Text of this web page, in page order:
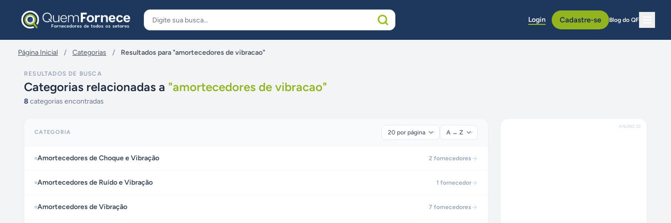
Login Cadastre-se Blog do QF
Página Inicial / Categorias / Resultados para "amortecedores de vibracao"
RESULTADOS DE BUSCA
Categorias relacionadas a "amortecedores de vibracao"
8 categorias encontradas
CATEGORIA
Amortecedores de Choque e Vibração 2 fornecedores
Amortecedores de Ruído e Vibração 1 fornecedor
Amortecedores de Vibração 7 fornecedores
ANÚNCIO